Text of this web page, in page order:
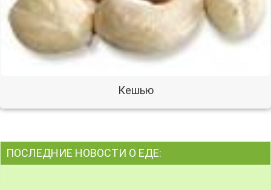
Кешью
ПОСЛЕДНИЕ НОВОСТИ О ЕДЕ: